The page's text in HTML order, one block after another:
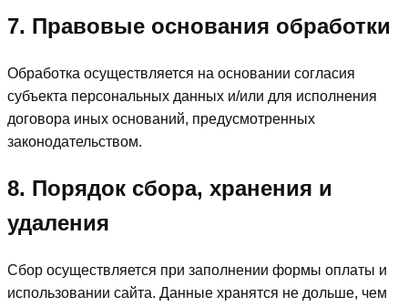
7. Правовые основания обработки
Обработка осуществляется на основании согласия
субъекта персональных данных и/или для исполнения
договора иных оснований, предусмотренных
законодательством.
8. Порядок сбора, хранения и
удаления
Сбор осуществляется при заполнении формы оплаты и
использовании сайта. Данные хранятся не дольше, чем